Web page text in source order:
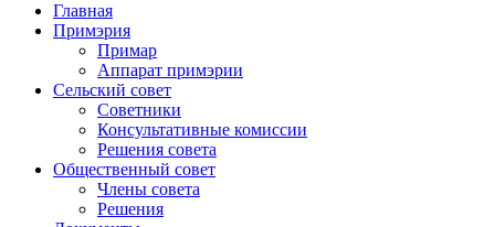
Примэрия Чишмикиой
Главная
Примэрия
Примар
Аппарат примэрии
Сельский совет
Советники
Консультативные комиссии
Решения совета
Общественный совет
Члены совета
Решения